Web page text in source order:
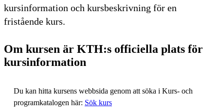
kursinformation och kursbeskrivning för en
fristående kurs.
Om kursen är KTH:s officiella plats för
kursinformation
Du kan hitta kursens webbsida genom att söka i Kurs- och
programkatalogen här: Sök kurs